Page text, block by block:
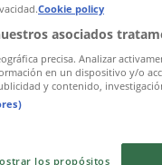
Cookie policy
asociados
precisa. Analizar
en un dispositivo y/o
y contenido,
los propósitos